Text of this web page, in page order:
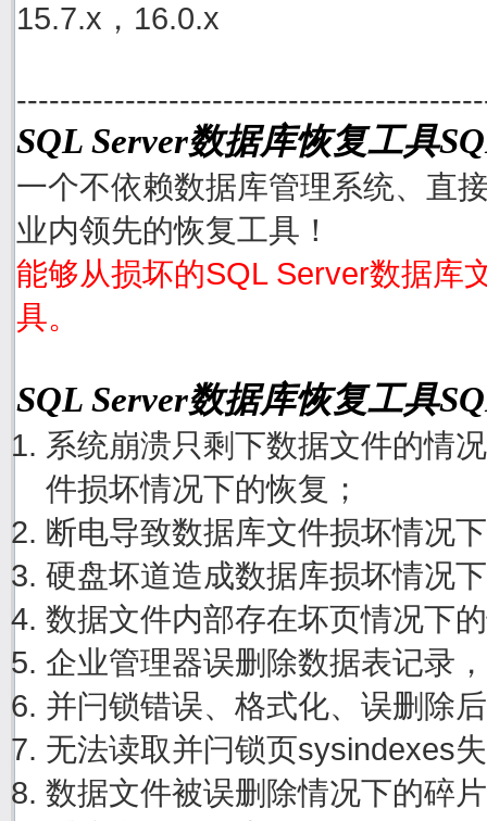
15.7.x，16.0.x
SQL Server数据库恢复工具
一个不依赖数据库管理系统、直
业内领先的恢复工具！
能够从损坏的SQL Server数据库
具。
SQL Server数据库恢复工具
系统崩溃只剩下数据文件的情
件损坏情况下的恢复；
断电导致数据库文件损坏情况
硬盘坏道造成数据库损坏情况
数据文件内部存在坏页情况下
企业管理器误删除数据表记录
并闩锁错误、格式化、误删除
无法读取并闩锁页sysindexes
数据文件被误删除情况下的碎